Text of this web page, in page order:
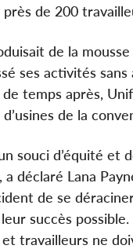
de 200
de la
ses activités
temps après,
de la
souci d’équité
a déclaré Lana
de se
succès
travailleurs ne